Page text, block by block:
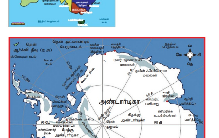
வடக்கில் மத்திய தரைக்கடலும் தெற்கில் சாஹேல் ஆகியன
அமைந்துள்ளன.
> இது 11 நாடுகளில் பரவியுள்ளது. சகாரா பாலைவனம்
எர்க்ஸ், பாலைவனச் சோலை, மணல், உப்பு ஏரி, ஆற்றுக்
ஊதுபள்ளங்கள் போன்ற பல்வேறு நிலத்தோற்றங்களை
> மௌண்ட கௌசி எனப்பட்ட செயலிழந்த எரிமலை சஹாரா
உயரமான பகுதியாகும்.
IX வரைபடப் பயிற்சி